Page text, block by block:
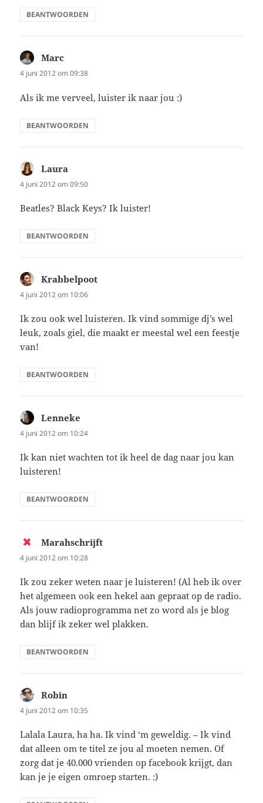
BEANTWOORDEN
Marc
4 juni 2012 om 09:38
Als ik me verveel, luister ik naar jou :)
BEANTWOORDEN
Laura
4 juni 2012 om 09:50
Beatles? Black Keys? Ik luister!
BEANTWOORDEN
Krabbelpoot
4 juni 2012 om 10:06
Ik zou ook wel luisteren. Ik vind sommige dj’s wel
leuk, zoals giel, die maakt er meestal wel een feestje
van!
BEANTWOORDEN
Lenneke
4 juni 2012 om 10:24
Ik kan niet wachten tot ik heel de dag naar jou kan
luisteren!
BEANTWOORDEN
Marahschrijft
4 juni 2012 om 10:28
Ik zou zeker weten naar je luisteren! (Al heb ik over
het algemeen ook een hekel aan gepraat op de radio.
Als jouw radioprogramma net zo word als je blog
dan blijf ik zeker wel plakken.
BEANTWOORDEN
Robin
4 juni 2012 om 10:35
Lalala Laura, ha ha. Ik vind ‘m geweldig. – Ik vind
dat alleen om te titel ze jou al moeten nemen. Of
zorg dat je 40.000 vrienden op facebook krijgt, dan
kan je je eigen omroep starten. :)